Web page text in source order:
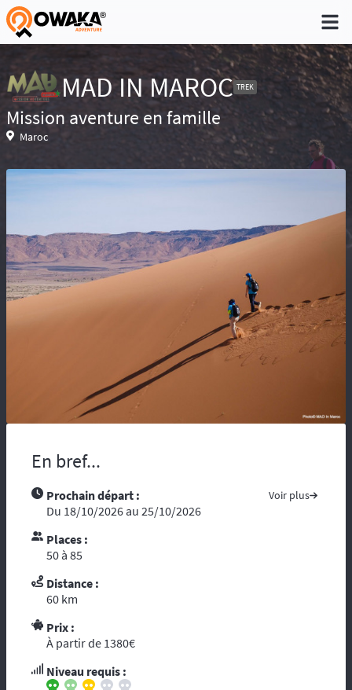
®
MAD IN MAROC TREK
Mission aventure en famille
Maroc
En bref...
Prochain départ : Voir plus
Du 18/10/2026 au 25/10/2026
Places :
50 à 85
Distance :
60 km
Prix :
À partir de 1380€
Niveau requis :
Niveau 1 - Pratique non régulière (Quelques
Niveau 2 - Pratique occasionnelle (Une sortie
par trimestre)
Niveau 4 - Pratique intensive (Participe
régulièrement à des aventures)
Niveau 5 - Expert (Sans limite)
Réservé aux baroudeurs, la prise de
risque fait partie de l’aventure. Conscient des
difficultés de recherche en cas d’accident ou
maladie, vous risquez d’être coupés du
monde et de tous moyens de secours.
Compter sur l’assistance des autochtones
n’est pas toujours aisée …. Nous vous
disponibles sur les pays traversés, prenez
le Guide du Routard ». Et par ces temps de
crise mondiale, consultez le site du ministère
voyageurs »
conseillé voire indispensable de se munir
secours. Dans le cadre d’une randonnée,
vous vous reposez sur l’ouvreur et le
fermeur qui ont les compétences